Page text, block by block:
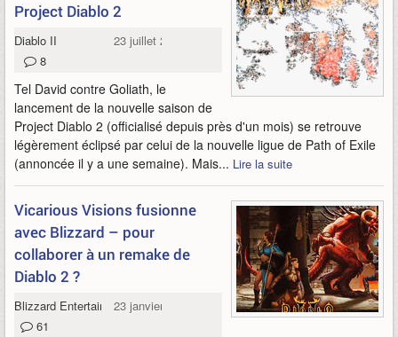
Project Diablo 2
Diablo II
23 juillet 2021
8
Tel David contre Goliath, le
lancement de la nouvelle saison de
Project Diablo 2 (officialisé depuis près d'un mois) se retrouve
légèrement éclipsé par celui de la nouvelle ligue de Path of Exile
(annoncée il y a une semaine). Mais... Lire la suite
Vicarious Visions fusionne
avec Blizzard – pour
collaborer à un remake de
Diablo 2 ?
Blizzard Entertainment23 janvier 2021
61